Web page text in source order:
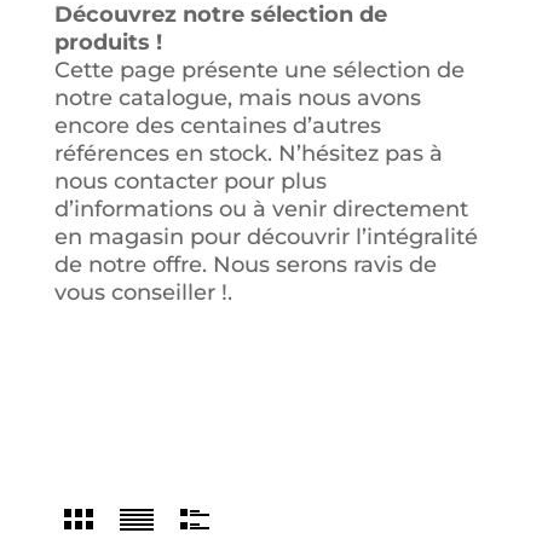
Découvrez notre sélection de
produits !
Cette page présente une sélection de
notre catalogue, mais nous avons
encore des centaines d’autres
références en stock. N’hésitez pas à
nous contacter pour plus
d’informations ou à venir directement
en magasin pour découvrir l’intégralité
de notre offre. Nous serons ravis de
vous conseiller !.